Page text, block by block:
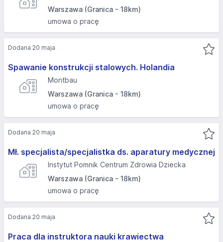
Warszawa (Granica - 18km)
umowa o pracę
Spawanie konstrukcji stalowych. Holandia
Montbau
Warszawa (Granica - 18km)
umowa o pracę
Dodana 20 maja
Mł. specjalista/specjalistka ds. aparatury medycznej
Instytut Pomnik Centrum Zdrowia Dziecka
Warszawa (Granica - 18km)
umowa o pracę
Dodana 20 maja
Praca dla instruktora nauki krawiectwa
Dodana 20 maja